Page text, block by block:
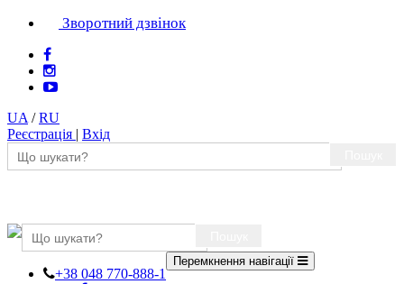
Зворотний дзвінок
UA /RU
Реєстрація | Вхід
+38 048 770-888-1
Перемкнення навігації